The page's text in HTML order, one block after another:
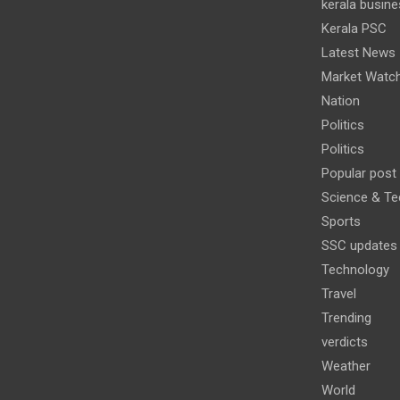
kerala
Kerala PSC
Latest News
Market
Nation
Politics
Politics
Popular post
Science &
Sports
SSC updates
Technology
Travel
Trending
verdicts
Weather
World